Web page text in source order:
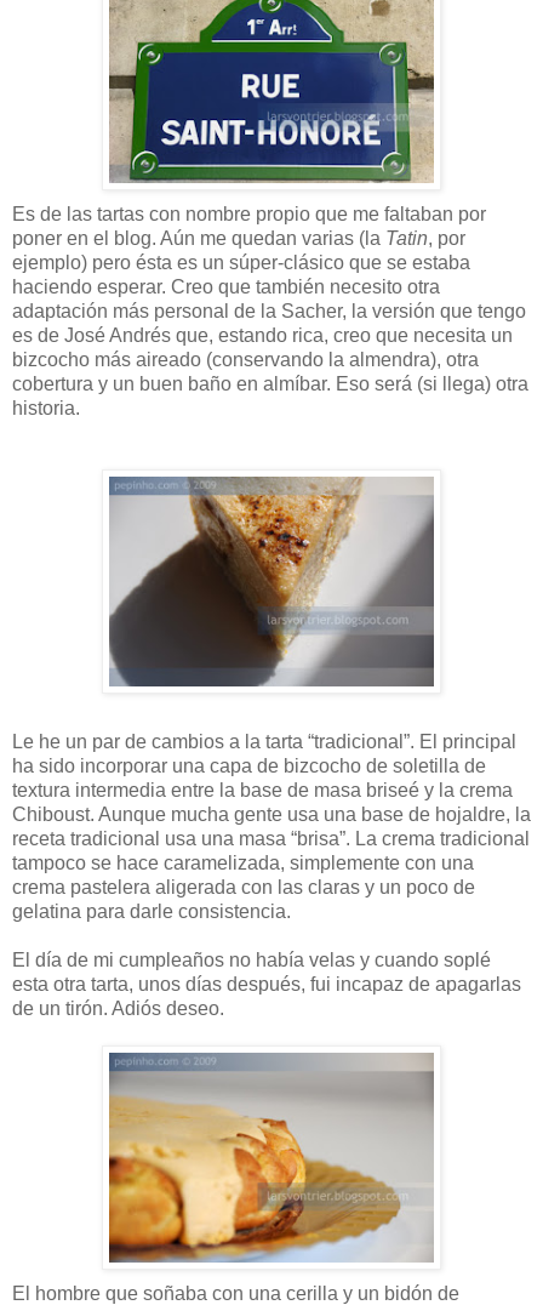
Es de las tartas con nombre propio que me faltaban por
poner en el blog. Aún me quedan varias (la Tatin, por
ejemplo) pero ésta es un súper-clásico que se estaba
haciendo esperar. Creo que también necesito otra
adaptación más personal de la Sacher, la versión que tengo
es de José Andrés que, estando rica, creo que necesita un
bizcocho más aireado (conservando la almendra), otra
cobertura y un buen baño en almíbar. Eso será (si llega) otra
historia.
Le he un par de cambios a la tarta “tradicional”. El principal
ha sido incorporar una capa de bizcocho de soletilla de
textura intermedia entre la base de masa briseé y la crema
Chiboust. Aunque mucha gente usa una base de hojaldre, la
receta tradicional usa una masa “brisa”. La crema tradicional
tampoco se hace caramelizada, simplemente con una
crema pastelera aligerada con las claras y un poco de
gelatina para darle consistencia.
El día de mi cumpleaños no había velas y cuando soplé
esta otra tarta, unos días después, fui incapaz de apagarlas
de un tirón. Adiós deseo.
El hombre que soñaba con una cerilla y un bidón de